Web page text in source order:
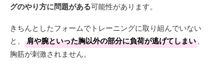
グのやり方に問題がある可能性があります。
きちんとしたフォームでトレーニングに取り組んでいない
と、
肩や腕といった胸以外の部分に負荷が逃げてしまい、
胸筋が刺激されません。